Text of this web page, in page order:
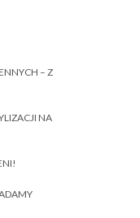
– Z
NA